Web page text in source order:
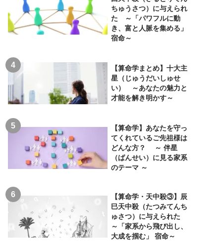
ちゅうさつ）に与えられ
た ～「パワフルに動
き、富と人脈を集める」
宿命～
【算命学まとめ】十大主
星（じゅうだいしゅせ
い） ～あなたの魅力と
才能を解き明かす～
【算命学】あなたを守っ
てくれているご先祖様は
どんな方？ ～ 伴星
（ばんせい）に見る家系
のテーマ ～
【算命学・天中殺③】辰
巳天中殺（たつみてんち
ゅさつ）に与えられた
～「家系から飛び出し、
大成を掴む」 宿命～